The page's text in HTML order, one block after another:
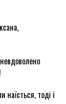
тоді і